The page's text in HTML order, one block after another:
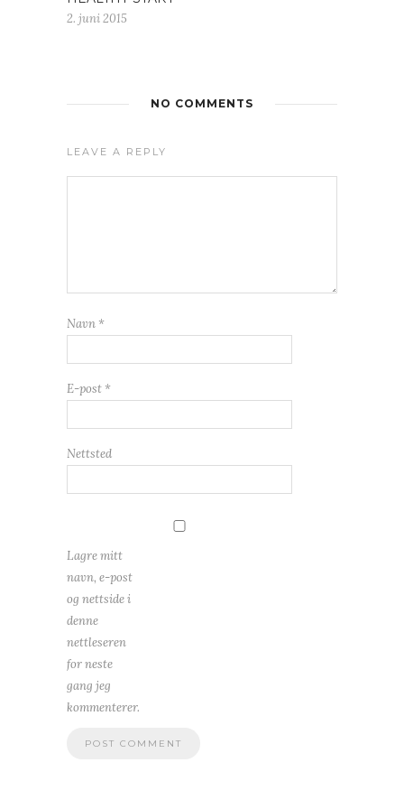
2. juni 2015
NO COMMENTS
LEAVE A REPLY
Navn *
E-post *
Nettsted
Lagre mitt
navn, e-post
og nettside i
denne
nettleseren
for neste
gang jeg
kommenterer.